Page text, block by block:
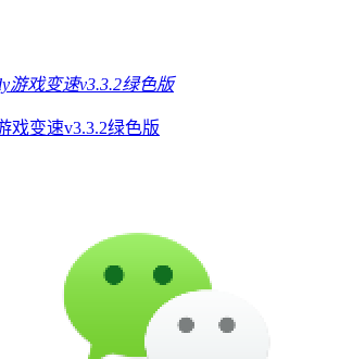
戏变速v3.3.2绿色版